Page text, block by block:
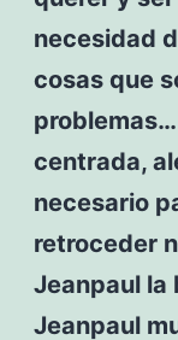
necesidad
cosas que
centrada,
necesario
retroceder
Jeanpaul la
Jeanpaul